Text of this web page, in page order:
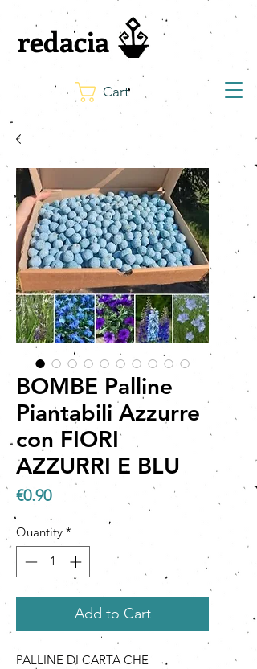
Cart
redacia
BOMBE Palline
Piantabili Azzurre
con FIORI
AZZURRI E BLU
€0.90Price
Quantity *
Add to Cart
PALLINE DI CARTA CHE